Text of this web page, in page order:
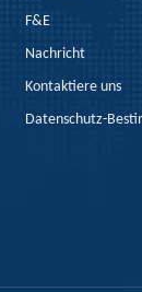
F&E
Nachricht
Kontaktiere uns
Datenschutz-